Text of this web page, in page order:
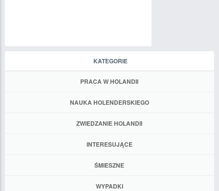
KATEGORIE
PRACA W HOLANDII
NAUKA HOLENDERSKIEGO
ZWIEDZANIE HOLANDII
INTERESUJĄCE
ŚMIESZNE
WYPADKI